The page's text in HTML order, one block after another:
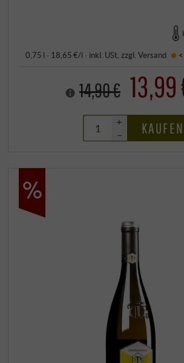
0,75 l · 18,65 €/l · inkl. USt, zzgl.Versand
14,90 € 13,99
+
–
KAUFEN